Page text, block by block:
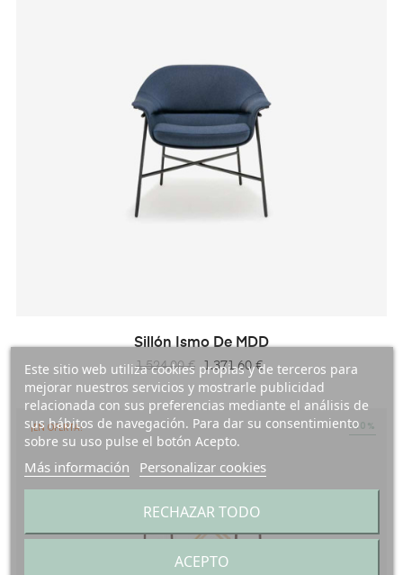
Sillón Ismo De MDD
Precio
regular
1.524,00 € Precio
1.371,60 €
¡EN OFERTA! -10%
Este sitio web utiliza cookies propias y de terceros para
mejorar nuestros servicios y mostrarle publicidad
relacionada con sus preferencias mediante el análisis de
sus hábitos de navegación. Para dar su consentimiento
sobre su uso pulse el botón Acepto.
Más información Personalizar cookies
RECHAZAR TODO
ACEPTO